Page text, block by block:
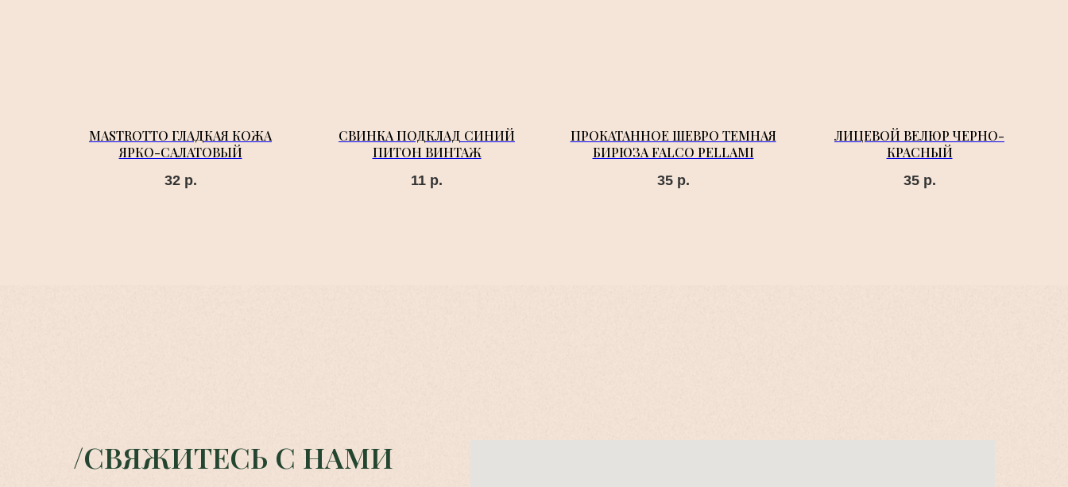
MASTROTTO ГЛАДКАЯ КОЖА
ЯРКО-САЛАТОВЫЙ
32 р.
СВИНКА ПОДКЛАД СИНИЙ
ПИТОН ВИНТАЖ
11 р.
ПРОКАТАННОЕ ШЕВРО ТЕМНАЯ
БИРЮЗА FALCO PELLAMI
35 р.
ЛИЦЕВОЙ ВЕЛЮР ЧЕРНО-
КРАСНЫЙ
35 р.
/СВЯЖИТЕСЬ С НАМИ